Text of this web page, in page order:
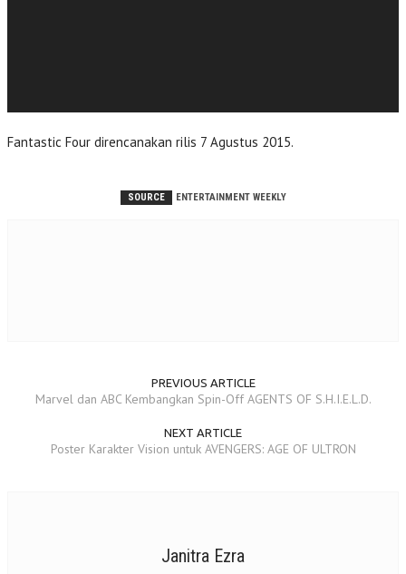
Fantastic Four direncanakan rilis 7 Agustus 2015.
SOURCE ENTERTAINMENT WEEKLY
PREVIOUS ARTICLE
Marvel dan ABC Kembangkan Spin-Off AGENTS OF S.H.I.E.L.D.
NEXT ARTICLE
Poster Karakter Vision untuk AVENGERS: AGE OF ULTRON
Janitra Ezra